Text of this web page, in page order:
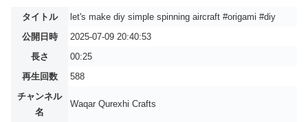
タイトル
let's make diy simple spinning aircraft #origami #diy
公開日時
2025-07-09 20:40:53
長さ
00:25
再生回数
588
チャンネル
名
Waqar Qurexhi Crafts